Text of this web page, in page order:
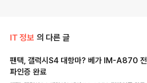
IT 정보 의 다른 글
팬택, 갤럭시S4 대항마? 베가 IM-A870 전
파인증 완료